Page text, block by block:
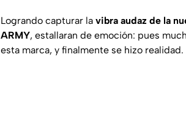
Logrando capturar la vibra audaz de la
ARMY, estallaran de emoción: pues
esta marca, y finalmente se hizo realidad.